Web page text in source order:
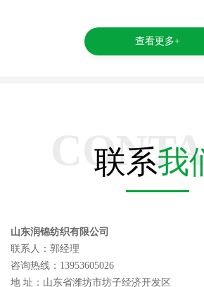
查看更多+
联系我
山东润锦纺织有限公司
联系人：郭经理
咨询热线：13953605026
地 址：山东省潍坊市坊子经济开发区